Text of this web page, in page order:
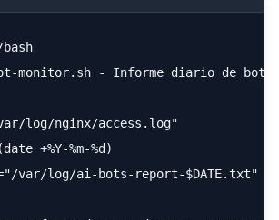
monitor.sh - Informe diario de bots
var/log/nginx/access.log"
+%Y-%m-%d)
var/log/ai-bots-report-$DATE.txt"